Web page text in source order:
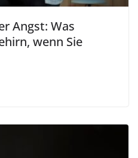
Angst: Was
wenn Sie